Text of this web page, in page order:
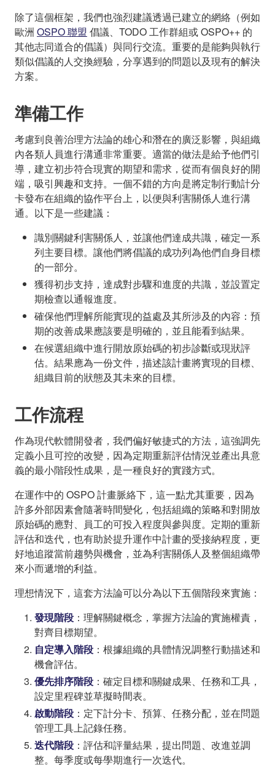
除了這個框架，我們也強烈建議透過已建立的網絡（例如
歐洲 OSPO 聯盟 倡議、TODO 工作群組或 OSPO++ 的
其他志同道合的倡議）與同行交流。重要的是能夠與執行
類似倡議的人交換經驗，分享遇到的問題以及現有的解決
方案。
準備工作
考慮到良善治理方法論的雄心和潛在的廣泛影響，與組織
內各類人員進行溝通非常重要。適當的做法是給予他們引
導，建立初步符合現實的期望和需求，從而有個良好的開
端，吸引興趣和支持。一個不錯的方向是將定制行動計分
卡發布在組織的協作平台上，以便與利害關係人進行溝
通。以下是一些建議：
識別關鍵利害關係人，並讓他們達成共識，確定一系
列主要目標。讓他們將倡議的成功列為他們自身目標
的一部分。
獲得初步支持，達成對步驟和進度的共識，並設置定
期檢查以通報進度。
確保他們理解所能實現的益處及其所涉及的內容：預
期的改善成果應該要是明確的，並且能看到結果。
在候選組織中進行開放原始碼的初步診斷或現狀評
估。結果應為一份文件，描述該計畫將實現的目標、
組織目前的狀態及其未來的目標。
工作流程
作為現代軟體開發者，我們偏好敏捷式的方法，這強調先
定義小且可控的改變，因為定期重新評估情況並產出具意
義的最小階段性成果，是一種良好的實踐方式。
在運作中的 OSPO 計畫脈絡下，這一點尤其重要，因為
許多外部因素會隨著時間變化，包括組織的策略和對開放
原始碼的應對、員工的可投入程度與參與度。定期的重新
評估和迭代，也有助於提升運作中計畫的受接納程度，更
好地追蹤當前趨勢與機會，並為利害關係人及整個組織帶
來小而遞增的利益。
理想情況下，這套方法論可以分為以下五個階段來實施：
發現階段 ：理解關鍵概念，掌握方法論的實施權責，
對齊目標期望。
自定導入階段 ：根據組織的具體情況調整行動描述和
機會評估。
優先排序階段 ：確定目標和關鍵成果、任務和工具，
設定里程碑並草擬時間表。
啟動階段 ：定下計分卡、預算、任務分配，並在問題
管理工具上記錄任務。
迭代階段 ：評估和評量結果，提出問題、改進並調
整。每季度或每學期進行一次迭代。